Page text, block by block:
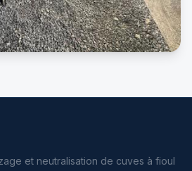
et neutralisation de cuves à fioul